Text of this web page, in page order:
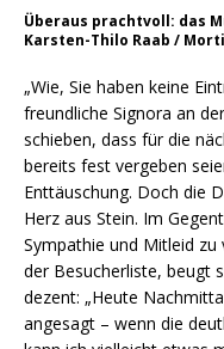
Überaus prachtvoll: das
Karsten-Thilo Raab /
„Wie, Sie haben keine
freundliche Signora an
schieben, dass für die
bereits fest vergeben
Enttäuschung. Doch die
Herz aus Stein. Im
Sympathie und Mitleid zu
der Besucherliste, beugt
dezent: „Heute
angesagt – wenn die